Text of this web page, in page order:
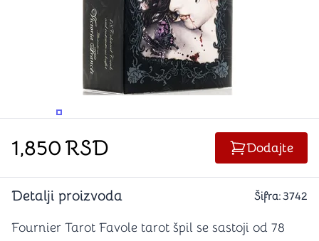
PROMENITE UGAO GLEDANJAPROMENITE UGAO GLEDANJA
1,850RSD Dodajte
Detalji proizvoda Šifra:3742
Fournier Tarot Favole tarot špil se sastoji od 78